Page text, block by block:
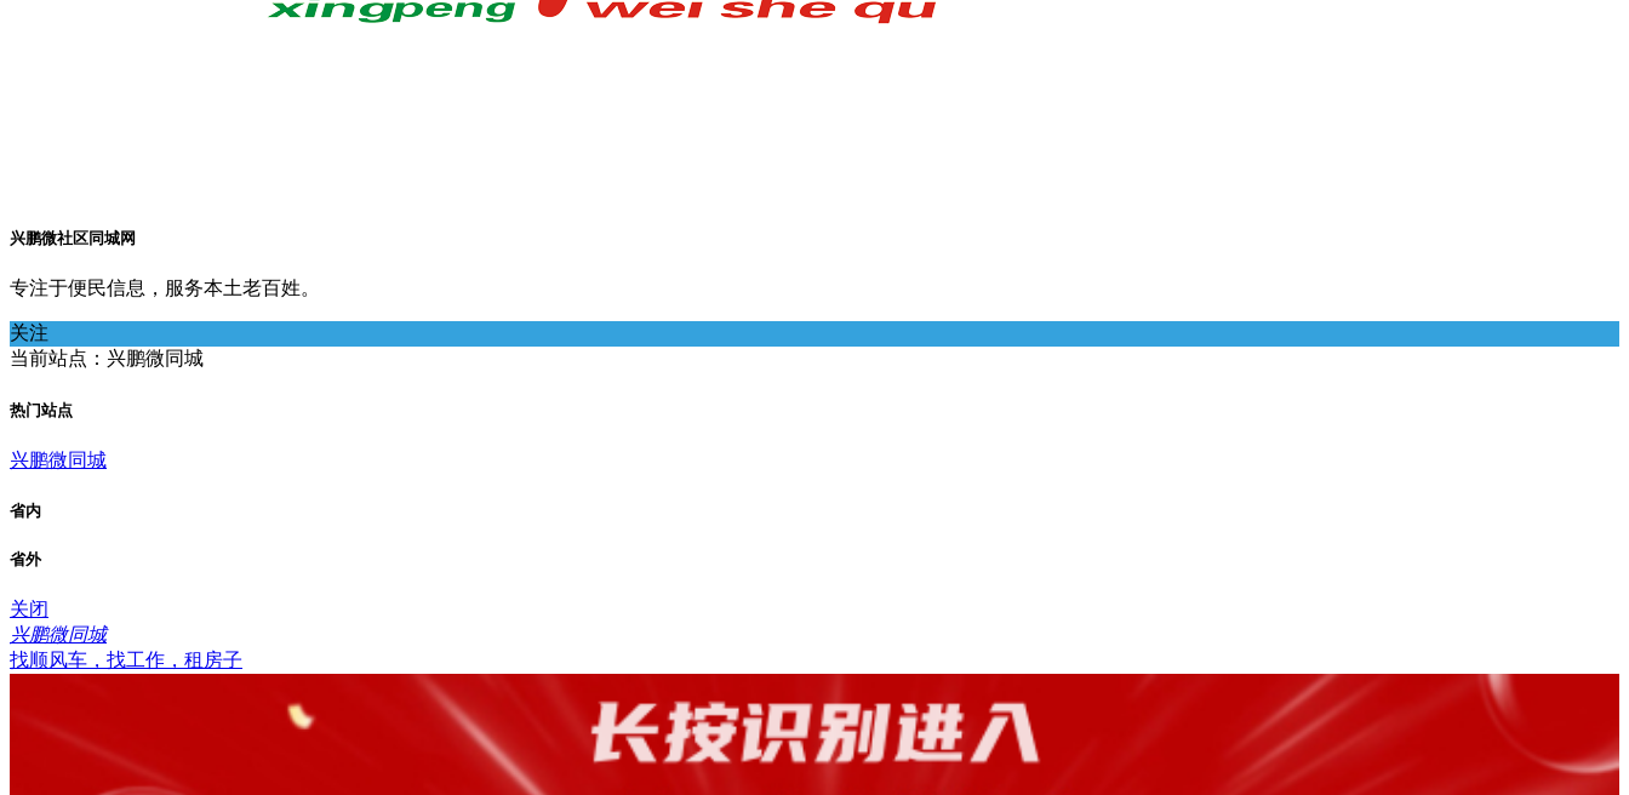
兴鹏微社区同城网
专注于便民信息，服务本土老百姓。
关注
当前站点：兴鹏微同城
热门站点
兴鹏微同城
省内
省外
关闭
兴鹏微同城
找顺风车，找工作，租房子